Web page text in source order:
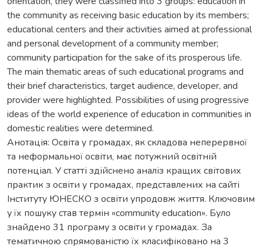
the community as receiving basic education by its members;
educational centers and their activities aimed at professional
and personal development of a community member;
community participation for the sake of its prosperous life.
The main thematic areas of such educational programs and
their brief characteristics, target audience, developer, and
provider were highlighted. Possibilities of using progressive
ideas of the world experience of education in communities in
domestic realities were determined.
Анотація: Освіта у громадах, як складова неперервної
та неформальної освіти, має потужний освітній
потенціал. У статті здійснено аналіз кращих світових
практик з освіти у громадах, представлених на сайті
Інституту ЮНЕСКО з освіти упродовж життя. Ключовим
у їх пошуку став термін «community education». Було
знайдено 31 програму з освіти у громадах. За
тематичною спрямованістю їх класифіковано на 3